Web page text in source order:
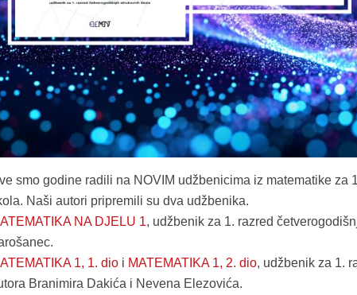
smo godine radili na NOVIM udžbenicima iz matematike za
Naši autori pripremili su dva udžbenika.
NA DJELU 1, udžbenik za 1. razred
1, 1. dioi MATEMATIKA 1, 2. dio, udžbenik za 1.
Branimira Dakića i Nevena Elezovića.